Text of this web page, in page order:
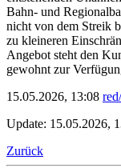
Bahn- und
nicht von dem Streik
zu kleineren
Angebot steht den
gewohnt zur
15.05.2026, 13:08
Update: 15.05.2026,
Zurück